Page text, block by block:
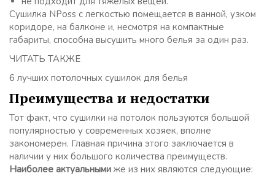
Сушилка NPoss с легкостью помещается в ванной, узком
коридоре, на балконе и, несмотря на компактные
габариты, способна высушить много белья за один раз.
ЧИТАТЬ ТАКЖЕ
6 лучших потолочных сушилок для белья
Преимущества и недостатки
Тот факт, что сушилки на потолок пользуются большой
популярностью у современных хозяек, вполне
закономерен. Главная причина этого заключается в
наличии у них большого количества преимуществ.
Наиболее актуальными же из них являются следующие: